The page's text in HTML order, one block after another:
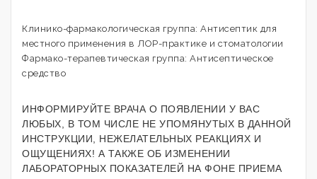
Клинико-фармакологическая группа: Антисептик для
местного применения в ЛОР-практике и стоматологии
Фармако-терапевтическая группа: Антисептическое
средство
ИНФОРМИРУЙТЕ ВРАЧА О ПОЯВЛЕНИИ У ВАС
ЛЮБЫХ, В ТОМ ЧИСЛЕ НЕ УПОМЯНУТЫХ В ДАННОЙ
ИНСТРУКЦИИ, НЕЖЕЛАТЕЛЬНЫХ РЕАКЦИЯХ И
ОЩУЩЕНИЯХ! А ТАКЖЕ ОБ ИЗМЕНЕНИИ
ЛАБОРАТОРНЫХ ПОКАЗАТЕЛЕЙ НА ФОНЕ ПРИЕМА